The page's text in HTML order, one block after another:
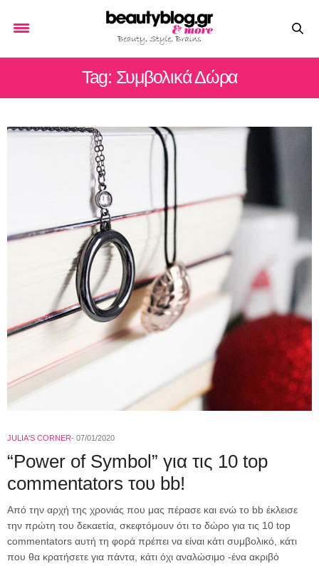
Tag: Συμβολικά Δώρα
JULIA'S CORNER 07/01/2020
“Power of Symbol” για τις 10 top
commentators του bb!
Από την αρχή της χρονιάς που μας πέρασε και ενώ το bb έκλεισε
την πρώτη του δεκαετία, σκεφτόμουν ότι το δώρο για τις 10 top
commentators αυτή τη φορά πρέπει να είναι κάτι συμβολικό, κάτι
που θα κρατήσετε για πάντα, κάτι όχι αναλώσιμο -ένα ακριβό